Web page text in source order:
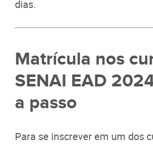
dias.
Matrícula nos
SENAI EAD
a passo
Para se inscrever em um dos